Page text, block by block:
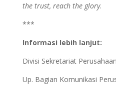
the trust, reach the glory.
***
Informasi lebih lanjut:
Divisi Sekretariat Perusahaan
Up. Bagian Komunikasi